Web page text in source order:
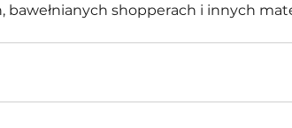
bawełnianych shopperach i innych